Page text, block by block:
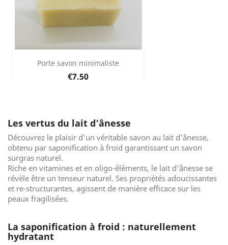
Porte savon minimaliste
Price
€7.50
Les vertus du lait d'ânesse
Découvrez le plaisir d'un véritable savon au lait d'ânesse,
obtenu par saponification à froid garantissant un savon
surgras naturel.
Riche en vitamines et en oligo-éléments, le lait d'ânesse se
révèle être un tenseur naturel. Ses propriétés adoucissantes
et re-structurantes, agissent de manière efficace sur les
peaux fragilisées.
La saponification à froid : naturellement
hydratant